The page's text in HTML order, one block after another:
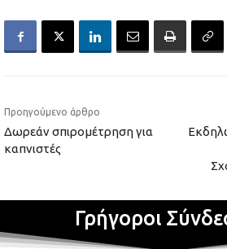
Προηγούμενο άρθρο
Δωρεάν σπιρομέτρηση για
καπνιστές
Γρήγοροι